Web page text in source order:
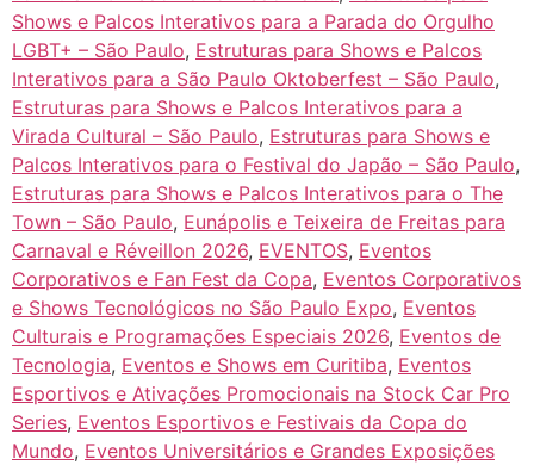
Shows e Palcos Interativos para a Parada do Orgulho
LGBT+ – São Paulo, Estruturas para Shows e Palcos
Interativos para a São Paulo Oktoberfest – São Paulo,
Estruturas para Shows e Palcos Interativos para a
Virada Cultural – São Paulo, Estruturas para Shows e
Palcos Interativos para o Festival do Japão – São Paulo,
Estruturas para Shows e Palcos Interativos para o The
Town – São Paulo, Eunápolis e Teixeira de Freitas para
Carnaval e Réveillon 2026, EVENTOS, Eventos
Corporativos e Fan Fest da Copa, Eventos Corporativos
e Shows Tecnológicos no São Paulo Expo, Eventos
Culturais e Programações Especiais 2026, Eventos de
Tecnologia, Eventos e Shows em Curitiba, Eventos
Esportivos e Ativações Promocionais na Stock Car Pro
Series, Eventos Esportivos e Festivais da Copa do
Mundo, Eventos Universitários e Grandes Exposições